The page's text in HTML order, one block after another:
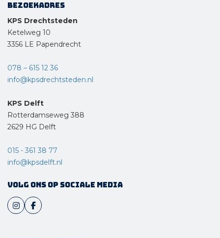
Bezoekadres
KPS Drechtsteden
Ketelweg 10
3356 LE Papendrecht
078 – 615 12 36
info@kpsdrechtsteden.nl
KPS Delft
Rotterdamseweg 388
2629 HG Delft
015 - 361 38 77
info@kpsdelft.nl
Volg ons op sociale media